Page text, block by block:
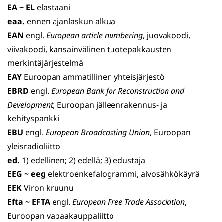
EA~ ELelastaani
eaa. ennen ajanlaskun alkua
EAN engl. European article numbering, juovakoodi,
viivakoodi, kansainvälinen tuotepakkausten
merkintäjärjestelmä
EAY Euroopan ammatillinen yhteisjärjestö
EBRD engl. European Bank for Reconstruction and
Development, Euroopan jälleenrakennus- ja
kehityspankki
EBU engl. European Broadcasting Union, Euroopan
yleisradio­liitto
ed. 1) edellinen; 2) edellä; 3) edustaja
EEG ~ eeg elektroenkefalogrammi, aivosähkökäyrä
EEKViron kruunu
Efta ~ EFTAengl. European Free Trade Association,
Euroopan vapaakauppaliitto